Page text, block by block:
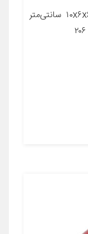
معرفی محصول جزئیات محصول ابعاد ۱۰x۶x۶ سانتی‌متر